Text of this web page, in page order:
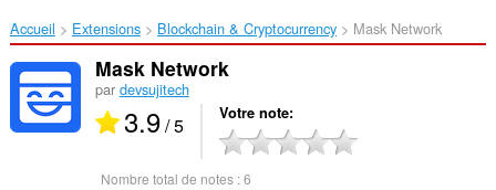
Accueil Extensions Blockchain & Cryptocurrency Mask Network‎
Mask Network
par devsujitech
3.9/ 5 Votre note
Nombre total de notes :6